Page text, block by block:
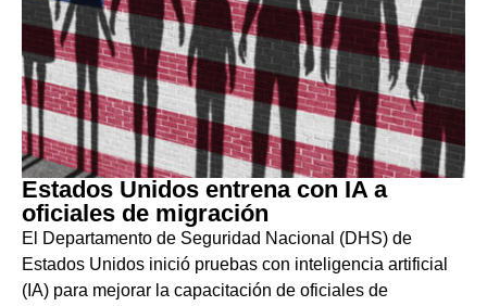
Estados Unidos entrena con IA a
oficiales de migración
El Departamento de Seguridad Nacional (DHS) de
Estados Unidos inició pruebas con inteligencia artificial
(IA) para mejorar la capacitación de oficiales de